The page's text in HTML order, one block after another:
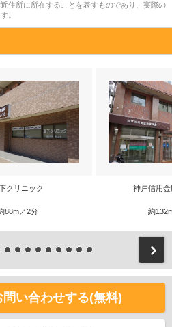
住所に所在することを表すものであり、実際の
。
クリニック
88m／2分
神戸信用
約
問い合わせする(無料)